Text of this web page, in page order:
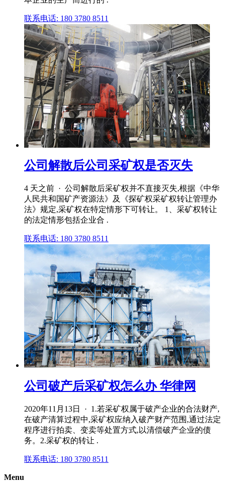
联系电话: 180 3780 8511
公司解散后公司采矿权是否灭失
4 天之前 · 公司解散后采矿权并不直接灭失,根据《中华
人民共和国矿产资源法》及《探矿权采矿权转让管理办
法》规定,采矿权在特定情形下可转让。 1、采矿权转让
的法定情形包括企业合 .
联系电话: 180 3780 8511
公司破产后采矿权怎么办 华律网
2020年11月13日 · 1.若采矿权属于破产企业的合法财产,
在破产清算过程中,采矿权应纳入破产财产范围,通过法定
程序进行拍卖、变卖等处置方式,以清偿破产企业的债
务。2.采矿权的转让 .
联系电话: 180 3780 8511
Menu